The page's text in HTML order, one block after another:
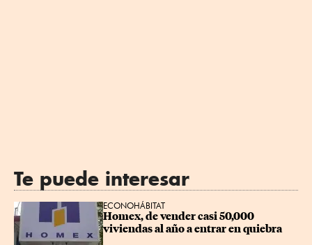
Te puede interesar
ECONOHÁBITAT
Homex, de vender casi 50,000
viviendas al año a entrar en quiebra